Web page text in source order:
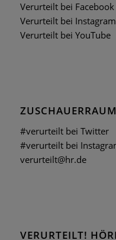
Verurteilt bei Facebook
Verurteilt bei Instagram
Verurteilt bei YouTube
ZUSCHAUERRAUM
#verurteilt bei Twitter
#verurteilt bei
verurteilt@hr.de
VERURTEILT!